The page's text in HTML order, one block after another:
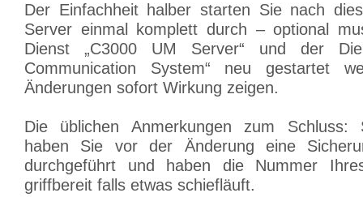
Der Einfachheit halber starten Sie nach
Server einmal komplett durch – optional
Dienst „C3000 UM Server“ und der
Communication System“ neu gestartet
Änderungen sofort Wirkung zeigen.
Die üblichen Anmerkungen zum Schluss:
haben Sie vor der Änderung eine
durchgeführt und haben die Nummer
griffbereit falls etwas schiefläuft.